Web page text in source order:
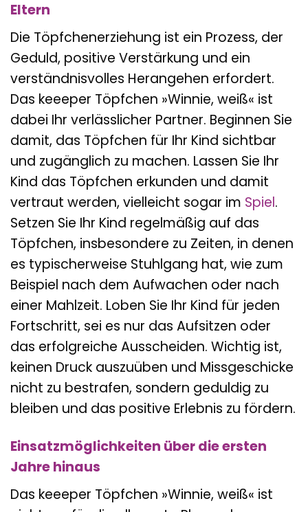
Eltern
Die Töpfchenerziehung ist ein Prozess, der
Geduld, positive Verstärkung und ein
verständnisvolles Herangehen erfordert.
Das keeeper Töpfchen »Winnie, weiß« ist
dabei Ihr verlässlicher Partner. Beginnen Sie
damit, das Töpfchen für Ihr Kind sichtbar
und zugänglich zu machen. Lassen Sie Ihr
Kind das Töpfchen erkunden und damit
vertraut werden, vielleicht sogar im Spiel.
Setzen Sie Ihr Kind regelmäßig auf das
Töpfchen, insbesondere zu Zeiten, in denen
es typischerweise Stuhlgang hat, wie zum
Beispiel nach dem Aufwachen oder nach
einer Mahlzeit. Loben Sie Ihr Kind für jeden
Fortschritt, sei es nur das Aufsitzen oder
das erfolgreiche Ausscheiden. Wichtig ist,
keinen Druck auszuüben und Missgeschicke
nicht zu bestrafen, sondern geduldig zu
bleiben und das positive Erlebnis zu fördern.
Einsatzmöglichkeiten über die ersten
Jahre hinaus
Das keeeper Töpfchen »Winnie, weiß« ist